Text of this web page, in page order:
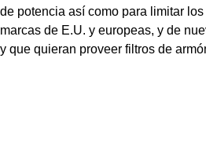
de potencia así como para limitar
marcas de E.U. y europeas, y de
y que quieran proveer filtros de